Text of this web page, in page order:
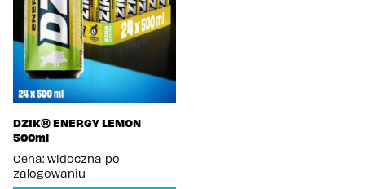
DZIK® ENERGY LEMON
500ml
Cena: widoczna po
zalogowaniu